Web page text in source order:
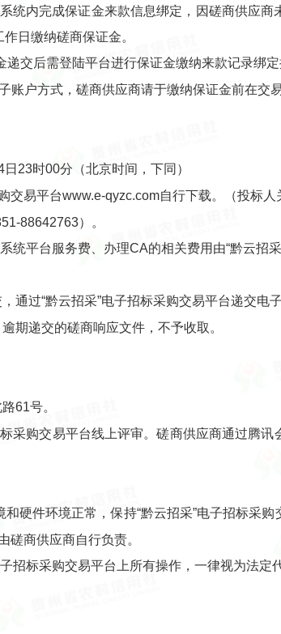
统内完成保证金来款信息绑定，因磋商供应商
日缴纳磋商保证金。
交后需登陆平台进行保证金缴纳来款记录绑定
账户方式，磋商供应商请于缴纳保证金前在交
23时00分（北京时间，下同）
交易平台www.e-qyzc.com自行下载。（投标
88642763）。
平台服务费、办理CA的相关费用由“黔云招采
通过“黔云招采”电子招标采购交易平台递交电
期递交的磋商响应文件，不予收取。
61号。
采购交易平台线上评审。磋商供应商通过腾
硬件环境正常，保持“黔云招采”电子招标采
磋商供应商自行负责。
招标采购交易平台上所有操作，一律视为法定